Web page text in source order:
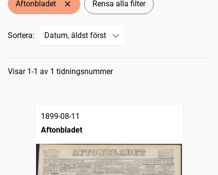
Aftonbladet Rensa alla filter
Sortera:
Sökresultat
Visar 1-1 av 1 tidningsnummer
1899-08-11
Aftonbladet